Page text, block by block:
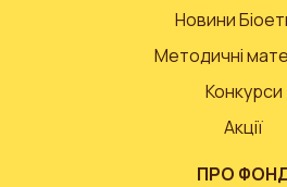
Новини
Методичні
Конкурси
Акції
ПРО